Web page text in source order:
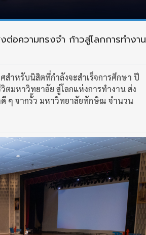
อความทรงจำ ก้าวสู่โลกการทำงาน
ำหรับนิสิตที่กำลังจะสำเร็จการศึกษา ปี
ตมหาวิทยาลัย สู่โลกแห่งการทำงาน ส่ง
ๆ จากรั้ว มหาวิทยาลัยทักษิณ จำนวน